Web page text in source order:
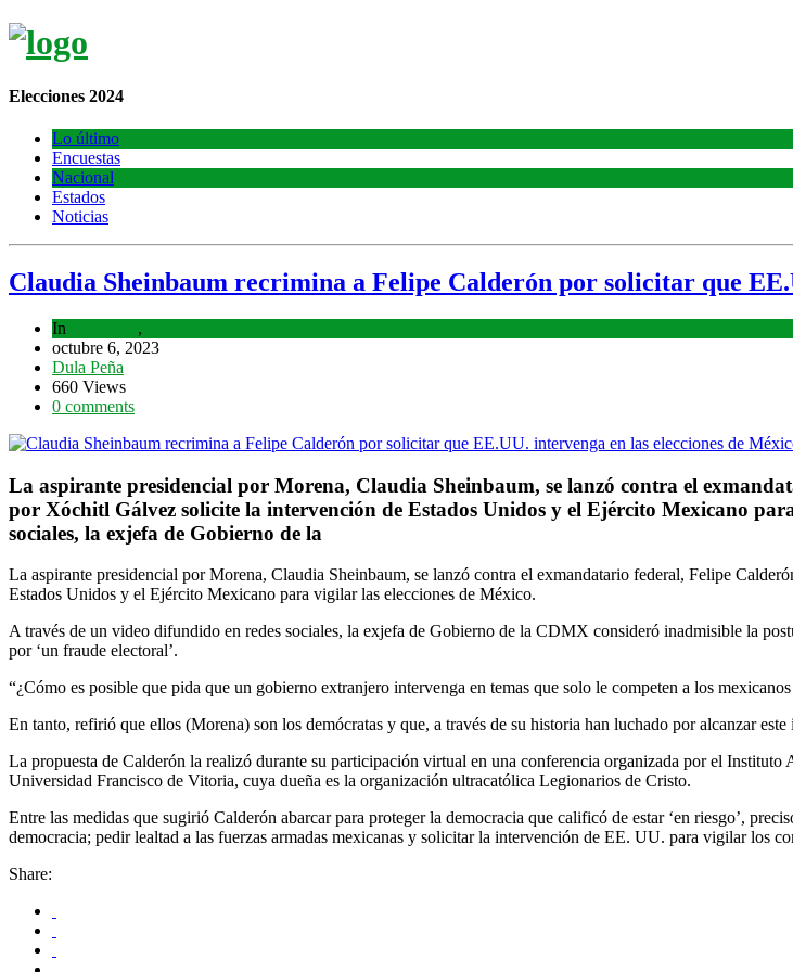
Elecciones 2024
Lo último
Encuestas
Nacional
Estados
Noticias
Claudia Sheinbaum recrimina a Felipe Calderón por solicitar que
In ,
octubre 6, 2023
Dula Peña
660 Views
0 comments
La aspirante presidencial por Morena, Claudia Sheinbaum, se lanzó contra el
por Xóchitl Gálvez solicite la intervención de Estados Unidos y el Ejército Mexicano
sociales, la exjefa de Gobierno de la
La aspirante presidencial por Morena, Claudia Sheinbaum, se lanzó contra el exmandatario federal, Felipe
Estados Unidos y el Ejército Mexicano para vigilar las elecciones de México.
A través de un video difundido en redes sociales, la exjefa de Gobierno de la CDMX consideró inadmisible la
por ‘un fraude electoral’.
“¿Cómo es posible que pida que un gobierno extranjero intervenga en temas que solo le competen a los
En tanto, refirió que ellos (Morena) son los demócratas y que, a través de su historia han luchado por alcanzar
La propuesta de Calderón la realizó durante su participación virtual en una conferencia organizada por el
Universidad Francisco de Vitoria, cuya dueña es la organización ultracatólica Legionarios de Cristo.
Entre las medidas que sugirió Calderón abarcar para proteger la democracia que calificó de estar ‘en riesgo’,
democracia; pedir lealtad a las fuerzas armadas mexicanas y solicitar la intervención de EE. UU. para vigilar los
Share: